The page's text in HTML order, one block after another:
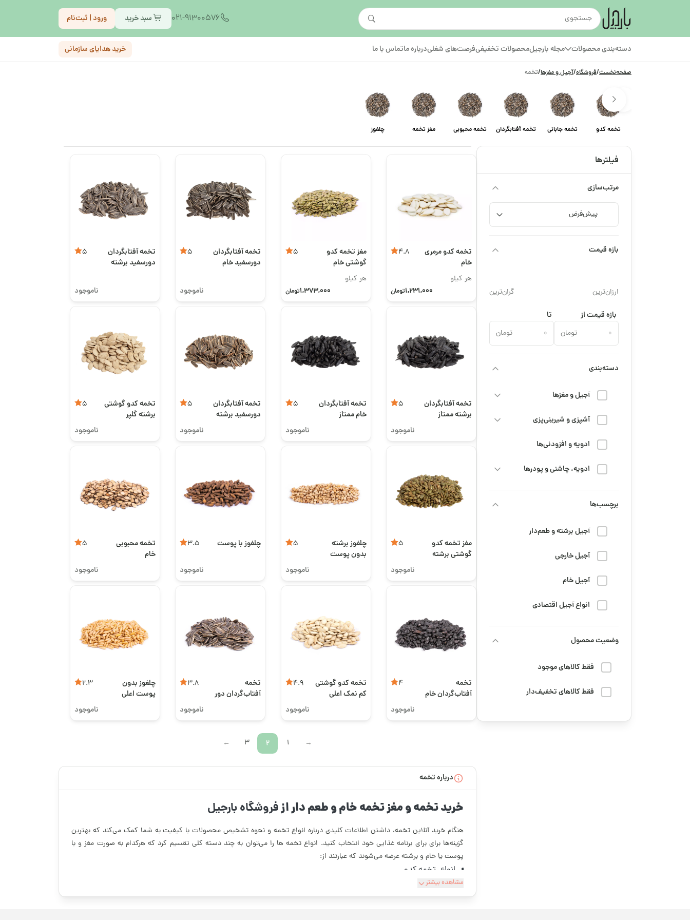
021-91300576 سبد خرید ورود | ثبت‌نام
دسته‌بندی محصولات مجله بارجیلمحصولات تخفیفیفرصت‌های شغلیدرباره ماتماس با ما خرید هدایای سازمانی
صفحه‌نخست/فروشگاه/آجیل و مغزها/تخمه
تخمه کدو تخمه جابانی تخمه آفتابگردان تخمه محبوبی مغز تخمه چلغوز
فیلترها
مرتب‌سازی
بازه قیمت
ارزان‌ترین گران‌ترین
بازه قیمت از
تومان
تا
تومان
دسته‌بندی
آجیل و مغزها
آشپزی و شیرینی‌پزی
ادویه و افزودنی‌ها
ادویه، چاشنی و پودرها
مزه و تنقلات
مهمانی، پذیرایی و مناسبتی
میوه خشک
برچسب‌ها
آجیل برشته و طعم‌دار
آجیل خارجی
آجیل خام
انواع آجیل اقتصادی
وضعیت محصول
فقط کالاهای موجود
فقط کالاهای تخفیف‌دار
تخمه کدو مرمری
خام
4.8
هر کیلو
1,231,000تومان
مغز تخمه کدو
گوشتی خام
5
هر کیلو
1,373,000تومان
تخمه آفتابگردان
دورسفید خام
5
ناموجود
تخمه آفتابگردان
دورسفید برشته
5
ناموجود
تخمه آفتابگردان
برشته ممتاز
5
ناموجود
تخمه آفتابگردان
خام ممتاز
5
ناموجود
تخمه آفتابگردان
دورسفید برشته
5
ناموجود
تخمه کدو گوشتی
برشته گلپر
5
ناموجود
مغز تخمه کدو
گوشتی برشته
5
ناموجود
چلغوز برشته
بدون پوست
5
ناموجود
چلغوز با پوست 3.5
ناموجود
تخمه محبوبی
خام
5
ناموجود
تخمه
آفتاب‌گردان خام
4
ناموجود
تخمه کدو گوشتی
کم نمک اعلی
4.9
ناموجود
تخمه
آفتاب‌گردان دور
3.8
ناموجود
چلغوز بدون
پوست اعلی
2.3
ناموجود
←
1
2
3
→
درباره تخمه
خرید تخمه و مغز تخمه خام و طعم دار ازفروشگاه بارجیل
هنگام خرید آنلاین تخمه، داشتن اطلاعات کلیدی درباره انواع تخمه و نحوه تشخیص محصولات با کیفیت به شما کمک می‌کند که بهترین
گزینه‌ها برای برای برنامه غذایی خود انتخاب کنید. انواع تخمه ها را می‌توان به چند دسته کلی تقسیم کرد که هرکدام به صورت مغز و با
پوست یا خام و برشته عرضه می‌شوند که عبارتند از:
انواع تخمه کدو
انواع تخمه جابانی
مشاهده بیشتر